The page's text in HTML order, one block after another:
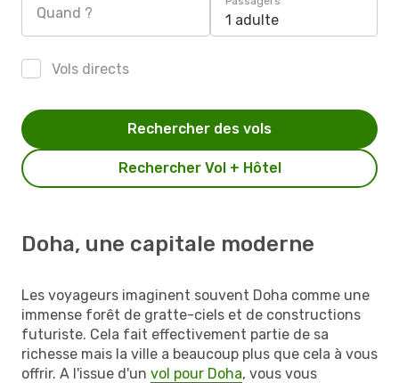
Quand ? 1 adulte
Vols directs
Rechercher Vol + Hôtel
Rechercher des vols
Doha, une capitale moderne
Les voyageurs imaginent souvent Doha comme une
immense forêt de gratte-ciels et de constructions
futuriste. Cela fait effectivement partie de sa
richesse mais la ville a beaucoup plus que cela à vous
offrir. A l'issue d'un vol pour Doha, vous vous